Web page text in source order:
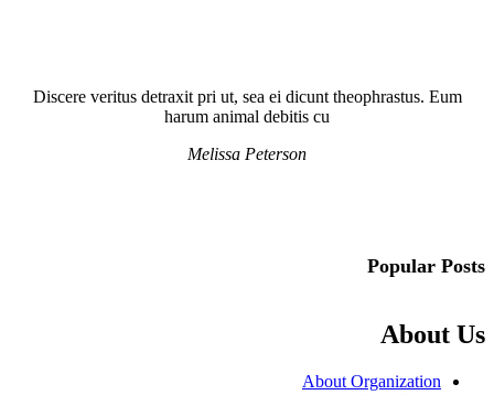
Discere veritus detraxit pri ut, sea ei dicunt theophrastus. Eum
harum animal debitis cu
Melissa Peterson
Popular Posts
About Us
About Organization